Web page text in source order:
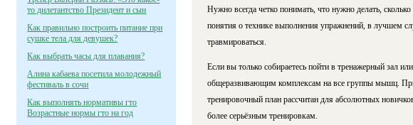
то дилетантство Президент и сын
Как правильно построить питание при
сушке тела для девушек?
Как выбрать часы для плавания?
Алина кабаева посетила молодежный
фестиваль в сочи
Как выполнять нормативы гто
Возрастные нормы гто на год
Нужно всегда четко понимать, что нужно делать,
понятия о технике выполнения упражнений, в лучшем
травмироваться.
Если вы только собираетесь пойти в тренажерный зал
общеразвивающим комплексам на все группы мышц.
тренировочный план рассчитан для абсолютных
более серьёзным тренировкам.